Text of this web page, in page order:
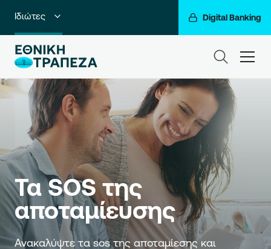
Ιδιώτες Digital Banking
Premium Banking
Private Banking
Business Banking
Corporate & Investment Banking
Go For More
Ο Όμιλός μας
Τα SOS της
αποταμίευσης
Ανακαλύψτε τα sos της αποταμίεσης και